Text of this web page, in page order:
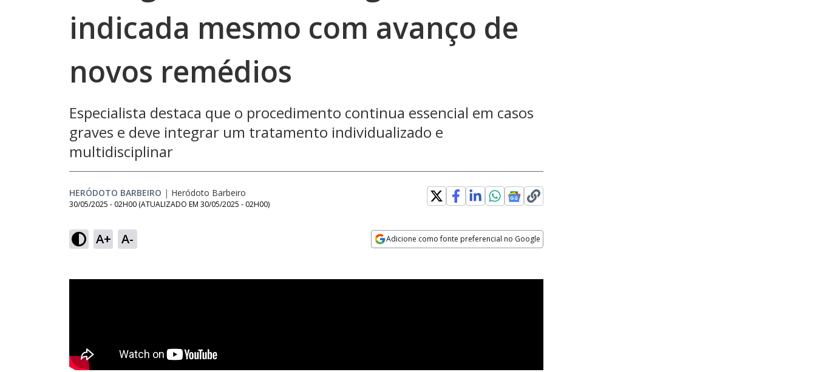
indicada mesmo com avanço de
novos remédios
Especialista destaca que o procedimento continua essencial em casos
graves e deve integrar um tratamento individualizado e
multidisciplinar
HERÓDOTO BARBEIRO | Heródoto Barbeiro
30/05/2025 - 02H00 (ATUALIZADO EM 30/05/2025 - 02H00)
A+ A- Adicione como fonte preferencial no Google